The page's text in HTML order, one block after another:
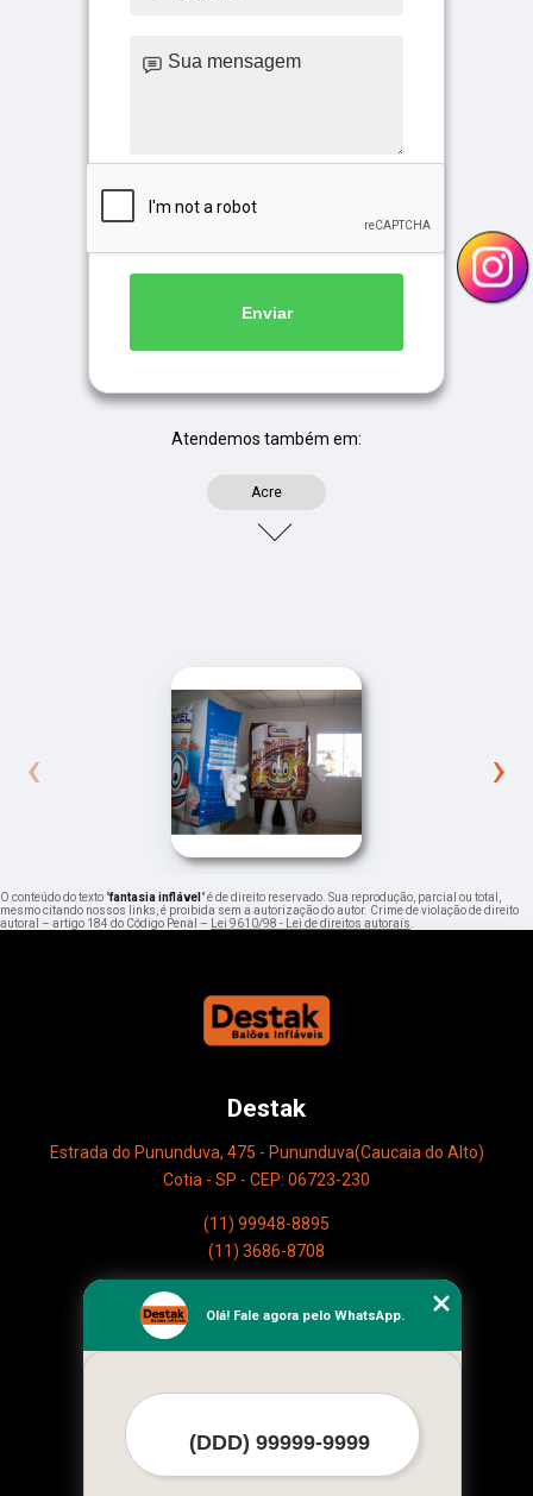
Enviar
Atendemos também em:
Acre
‹ ›
O conteúdo do texto "fantasia inflável " é de direito reservado. Sua reprodução, parcial ou total,
mesmo citando nossos links, é proibida sem a autorização do autor. Crime de violação de direito
autoral – artigo 184 do Código Penal –
Lei 9610/98 - Lei de direitos autorais
Destak
Estrada do Pununduva, 475 - Pununduva(Caucaia do Alto)
Cotia - SP - CEP: 06723-230
(11) 99948-8895
(11) 3686-8708
Empresa
Missão
Mapa do site
Mais Serviços
Olá! Fale agora pelo WhatsApp.